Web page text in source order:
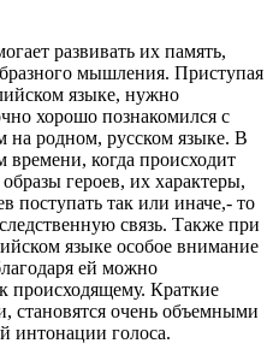
развивать их память,
мышления. Приступая
языке, нужно
хорошо познакомился с
родном, русском языке. В
когда происходит
героев, их характеры,
поступать так или иначе,- то
связь. Также при
языке особое внимание
ей можно
происходящему. Краткие
становятся очень объемными
интонации голоса.